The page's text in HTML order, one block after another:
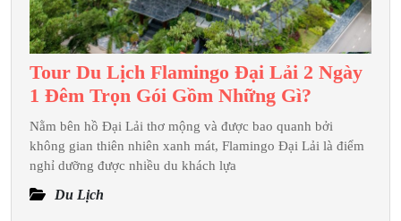
Tour Du Lịch Flamingo Đại Lải 2 Ngày
1 Đêm Trọn Gói Gồm Những Gì?
Du
Lịch
Nằm bên hồ Đại Lải thơ mộng và được bao quanh bởi
không gian thiên nhiên xanh mát, Flamingo Đại Lải là điểm
nghỉ dưỡng được nhiều du khách lựa
Du Lịch